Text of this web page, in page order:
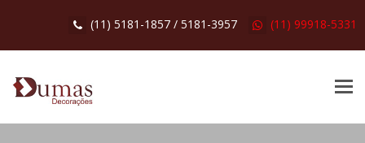
(11) 5181-1857 / 5181-3957 (11) 99918-5331